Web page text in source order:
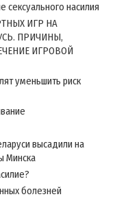
сексуального насилия
ИГР НА
ПРИЧИНЫ,
ИГРОВОЙ
уменьшить риск
высадили на
Минска
болезней